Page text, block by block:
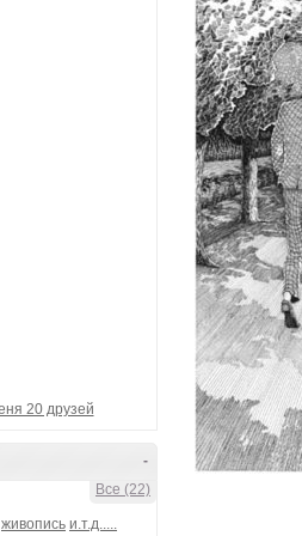
Девотчка-вулкан
Гарик_БандЭрос
Банда-Наша!
Ganzen welt
20 друзей
-
Все (22)
живопись и.т.д.....